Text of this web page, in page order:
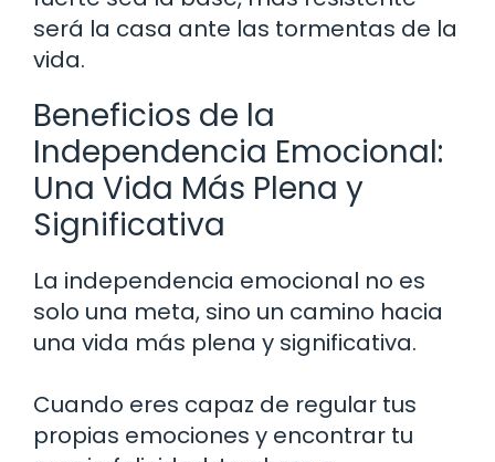
será la casa ante las tormentas de la
vida.
Beneficios de la
Independencia Emocional:
Una Vida Más Plena y
Significativa
La independencia emocional no es
solo una meta, sino un camino hacia
una vida más plena y significativa.
Cuando eres capaz de regular tus
propias emociones y encontrar tu